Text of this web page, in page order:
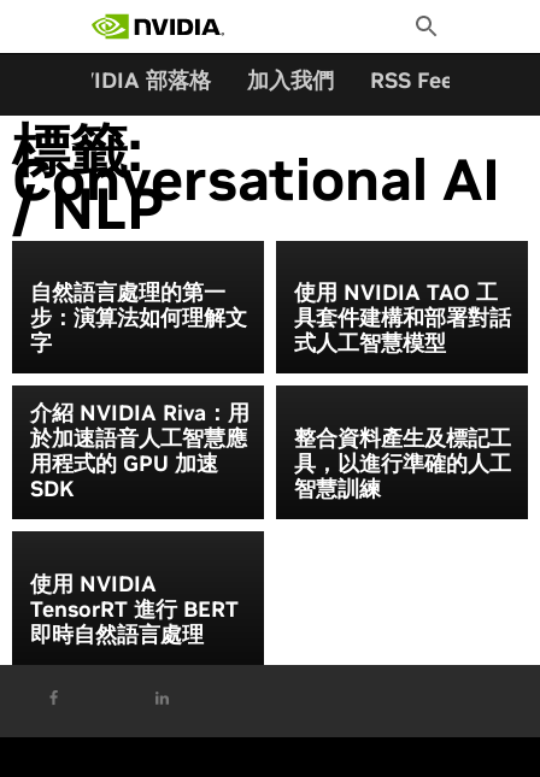
Toggle
Search
NVIDIA 部落格 加入我們 RSS Feeds
標籤:
Conversational AI
/ NLP
自然語言處理的第一
步：演算法如何理解文
字
使用 NVIDIA TAO 工
具套件建構和部署對話
式人工智慧模型
介紹 NVIDIA Riva：用
於加速語音人工智慧應
用程式的 GPU 加速
SDK
整合資料產生及標記工
具，以進行準確的人工
智慧訓練
使用 NVIDIA
TensorRT 進行 BERT
即時自然語言處理